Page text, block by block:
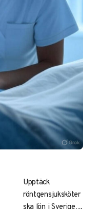
Upptäck
röntgensjuksköter
ska lön i Sverige